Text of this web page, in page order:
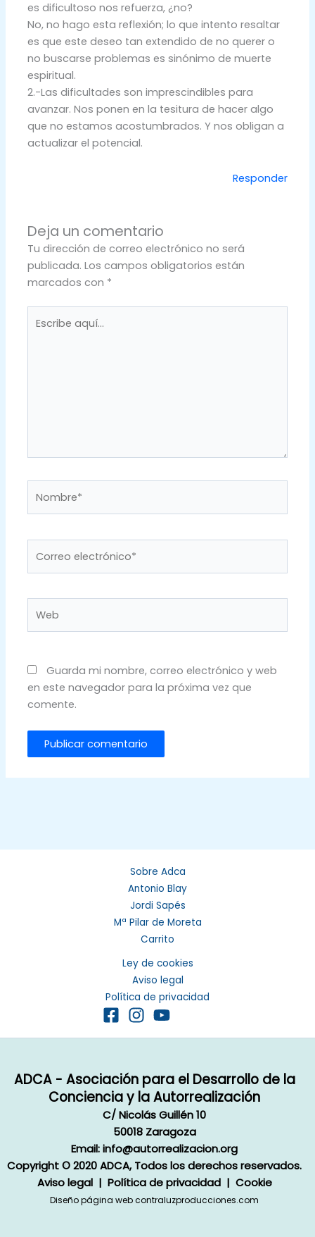
es dificultoso nos refuerza, ¿no?
No, no hago esta reflexión; lo que intento resaltar
es que este deseo tan extendido de no querer o
no buscarse problemas es sinónimo de muerte
espiritual.
2.-Las dificultades son imprescindibles para
avanzar. Nos ponen en la tesitura de hacer algo
que no estamos acostumbrados. Y nos obligan a
actualizar el potencial.
Responder
Deja un comentario
Tu dirección de correo electrónico no será
publicada. Los campos obligatorios están
marcados con *
aquí...
electrónico*
Guarda mi nombre, correo electrónico y web
en este navegador para la próxima vez que
comente.
Sobre Adca
Antonio Blay
Jordi Sapés
Mª Pilar de Moreta
Carrito
Ley de cookies
Aviso legal
Política de privacidad
ADCA - Asociación para el Desarrollo de la
Conciencia y la Autorrealización
C/ Nicolás Guillén 10
50018 Zaragoza
Email:info@autorrealizacion.org
Copyright © 2020 ADCA, Todos los derechos reservados.
Aviso legal| Política de privacidad| Cookie
Diseño página web contraluzproducciones.com